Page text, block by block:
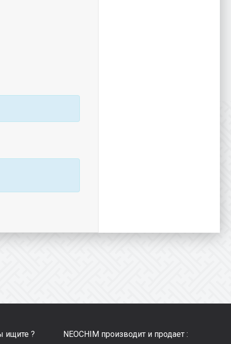
ищите ? NEOCHIM производит и продает :